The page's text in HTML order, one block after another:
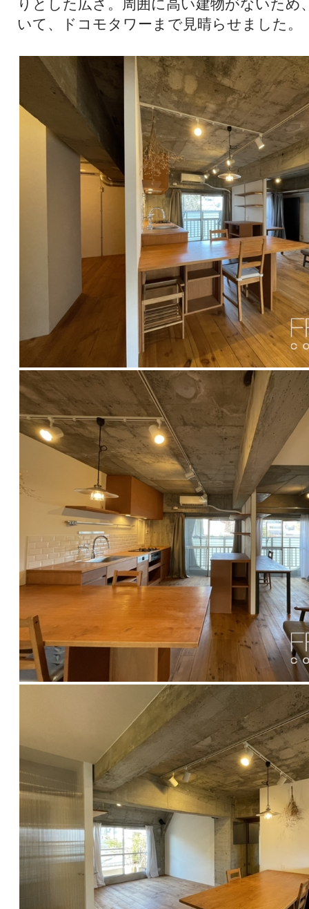
りとした広さ。周囲に高い建物がないため
いて、ドコモタワーまで見晴らせました。